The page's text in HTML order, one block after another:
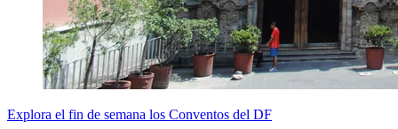
Explora el fin de semana los Conventos del DF